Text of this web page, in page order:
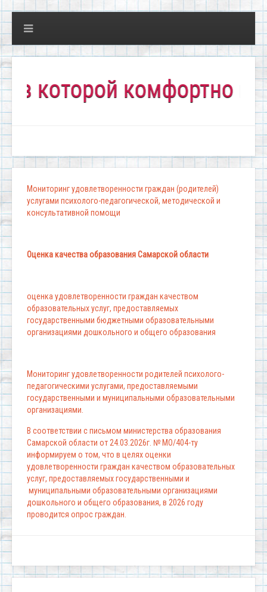
комфортно всем!"
Мониторинг удовлетворенности граждан (родителей)
услугами психолого-педагогической, методической и
консультативной помощи
Оценка качества образования Самарской области
оценка удовлетворенности граждан качеством
образовательных услуг, предоставляемых
государственными бюджетными образовательными
организациями дошкольного и общего образования
Мониторинг удовлетворенности родителей психолого-
педагогическими услугами, предоставляемыми
государственными и муниципальными образовательными
организациями.
В соответствии с письмом министерства образования
Самарской области от 24.03.2026г. № МО/404-ту
информируем о том, что в целях оценки
удовлетворенности граждан качеством образовательных
услуг, предоставляемых государственными и
муниципальными образовательными организациями
дошкольного и общего образования, в 2026 году
проводится опрос граждан.